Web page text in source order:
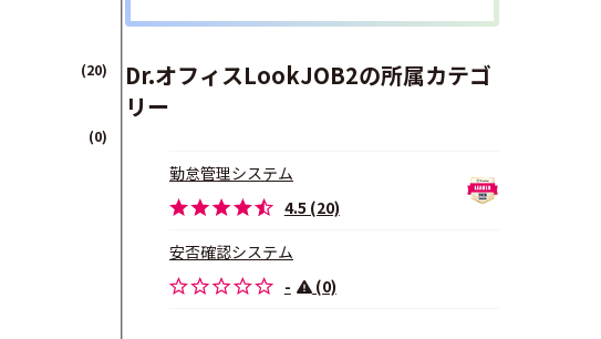
(20)
(0)
Dr.オフィスLookJOB2の所属カテゴ
リー
勤怠管理システム
4.5 (20)
安否確認システム
-
(0)